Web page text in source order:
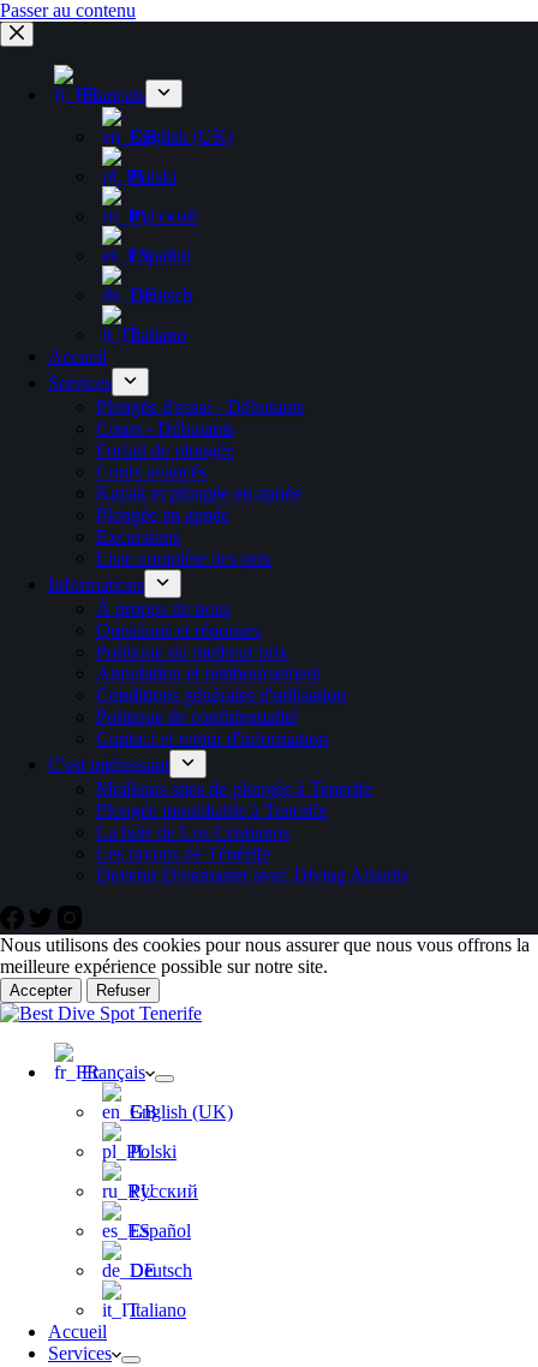
Passer au contenu
Français
English (UK)
Polski
Русский
Español
Deutsch
Italiano
Accueil
Services
Plongée d'essai - Débutants
Cours - Débutants
Forfait de plongée
Cours avancés
Kayak et plongée en apnée
Plongée en apnée
Excursions
Liste complète des prix
Informations
À propos de nous
Questions et réponses
Politique du meilleur prix
Annulation et remboursement
Conditions générales d'utilisation
Politique de confidentialité
Contact et retour d'information
C'est intéressant
Meilleurs sites de plongée à Tenerife
Plongée inoubliable à Tenerife
La baie de Los Cristianos
Les rayons de Ténérife
Devenir Divemaster avec Diving Atlantis
Nous utilisons des cookies pour nous assurer que nous vous offrons la
meilleure expérience possible sur notre site.
Accepter Refuser
Français
English (UK)
Polski
Русский
Español
Deutsch
Italiano
Accueil
Services